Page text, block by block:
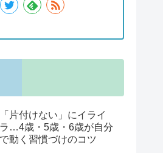
「片付けない」にイライ
ラ…4歳・5歳・6歳が自分
で動く習慣づけのコツ